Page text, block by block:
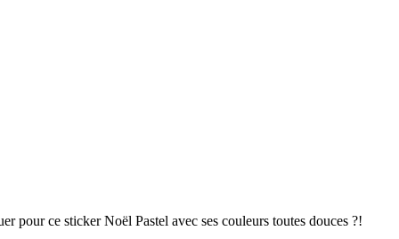
pour ce sticker Noël Pastel avec ses couleurs toutes douces ?!